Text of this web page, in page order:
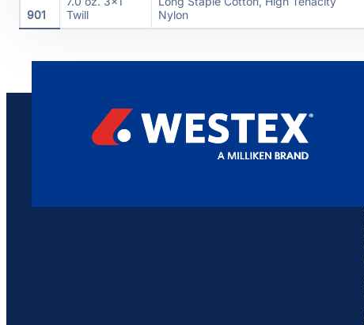
901
Twill
Nylon